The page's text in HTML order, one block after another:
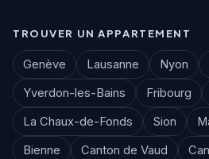
TROUVER UN APPARTEMENT
Genève Lausanne Nyon
Yverdon-les-Bains
Fribourg
La Chaux-de-Fonds
Sion
Bienne
Canton de Vaud